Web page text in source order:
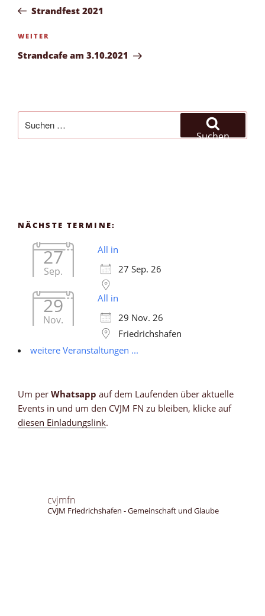
Beitrag
Strandfest 2021
Nächster
Beitrag
WEITER
Strandcafe am 3.10.2021
nach:
Suchen
NÄCHSTE TERMINE:
27
Sep.
All in
27 Sep. 26
29
Nov.
All in
29 Nov. 26
Friedrichshafen
weitere Veranstaltungen ...
Um per Whatsapp auf dem Laufenden über aktuelle
Events in und um den CVJM FN zu bleiben, klicke auf
diesen Einladungslink.
cvjmfn
CVJM Friedrichshafen - Gemeinschaft und Glaube